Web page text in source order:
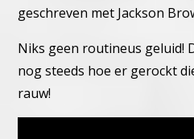
geschreven met Jackson
Niks geen routineus geluid!
nog steeds hoe er gerockt
rauw!